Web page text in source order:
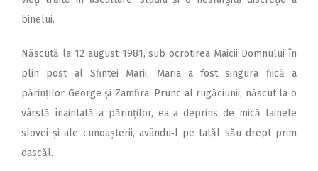
binelui.
Născută la 12 august 1981, sub ocrotirea Maicii Domnului în
plin post al Sfintei Marii, Maria a fost singura fiică a
părinților George și Zamfira. Prunc al rugăciunii, născut la o
vârstă înaintată a părinților, ea a deprins de mică tainele
slovei și ale cunoașterii, avându‑l pe tatăl său drept prim
dascăl.